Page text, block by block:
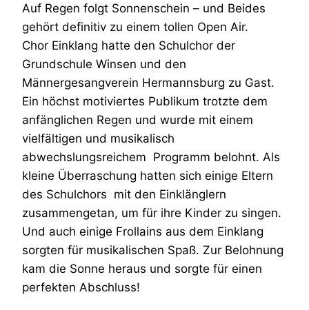
Auf Regen folgt Sonnenschein – und Beides
gehört definitiv zu einem tollen Open Air.
Chor Einklang hatte den Schulchor der
Grundschule Winsen und den
Männergesangverein Hermannsburg zu Gast.
Ein höchst motiviertes Publikum trotzte dem
anfänglichen Regen und wurde mit einem
vielfältigen und musikalisch
abwechslungsreichem Programm belohnt. Als
kleine Überraschung hatten sich einige Eltern
des Schulchors mit den Einklänglern
zusammengetan, um für ihre Kinder zu singen.
Und auch einige Frollains aus dem Einklang
sorgten für musikalischen Spaß. Zur Belohnung
kam die Sonne heraus und sorgte für einen
perfekten Abschluss!